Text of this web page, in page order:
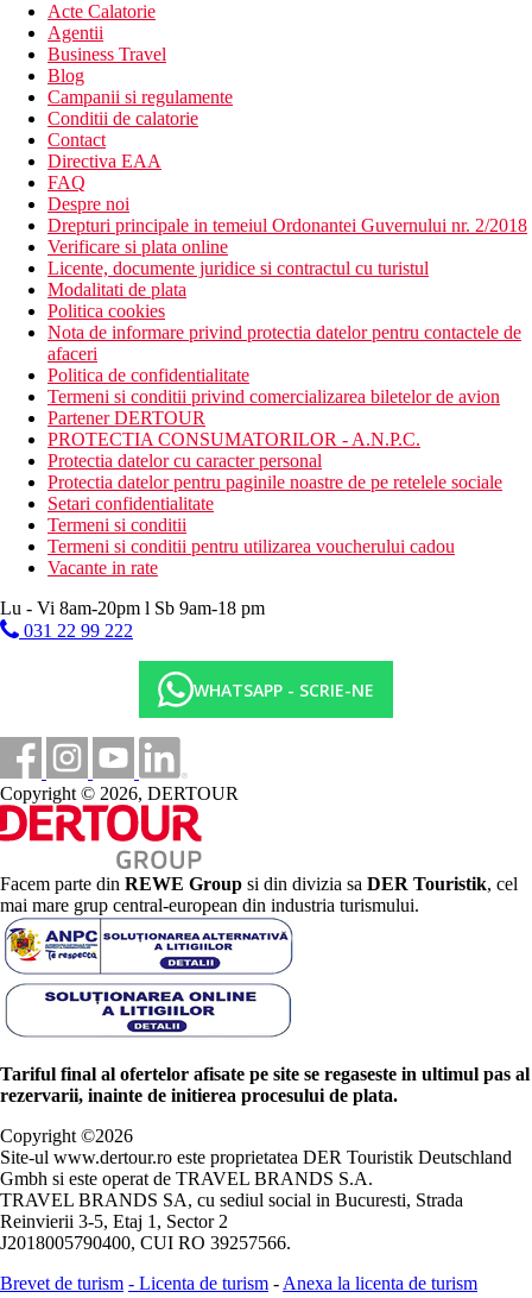
Acte Calatorie
Agentii
Business Travel
Blog
Campanii si regulamente
Conditii de calatorie
Contact
Directiva EAA
FAQ
Despre noi
Drepturi principale in temeiul Ordonantei Guvernului nr. 2/2018
Verificare si plata online
Licente, documente juridice si contractul cu turistul
Modalitati de plata
Politica cookies
Nota de informare privind protectia datelor pentru contactele de
afaceri
Politica de confidentialitate
Termeni si conditii privind comercializarea biletelor de avion
Partener DERTOUR
PROTECTIA CONSUMATORILOR - A.N.P.C.
Protectia datelor cu caracter personal
Protectia datelor pentru paginile noastre de pe retelele sociale
Setari confidentialitate
Termeni si conditii
Termeni si conditii pentru utilizarea voucherului cadou
Vacante in rate
Lu - Vi 8am-20pm l Sb 9am-18 pm
031 22 99 222
WHATSAPP - SCRIE-NE
Copyright © 2026, DERTOUR
Facem parte din REWE Group si din divizia sa DER Touristik, cel
mai mare grup central-european din industria turismului.
Tariful final al ofertelor afisate pe site se regaseste in ultimul pas al
rezervarii, inainte de initierea procesului de plata.
Copyright ©2026
Site-ul www.dertour.ro este proprietatea DER Touristik Deutschland
Gmbh si este operat de TRAVEL BRANDS S.A.
TRAVEL BRANDS SA, cu sediul social in Bucuresti, Strada
Reinvierii 3-5, Etaj 1, Sector 2
J2018005790400, CUI RO 39257566.
Brevet de turism - Licenta de turism - Anexa la licenta de turism